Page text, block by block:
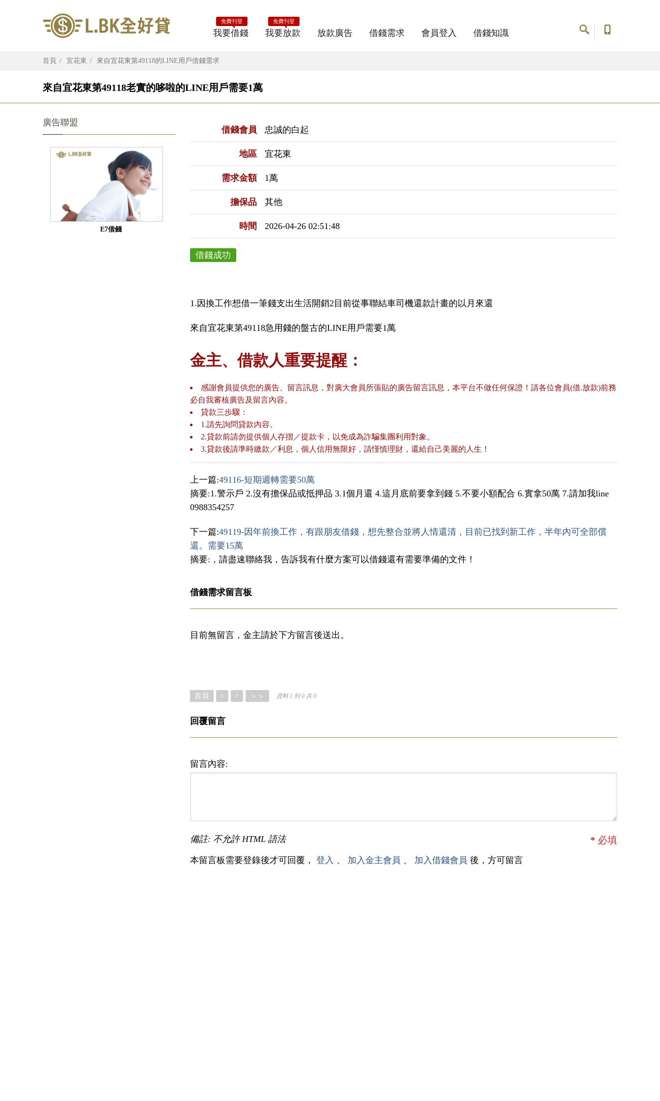
我要借錢
免費刊登
我要放款
免費刊登
放款廣告 借錢需求 會員登入 借錢知識
首頁 宜花東 來自宜花東第49118的LINE用戶借錢需求
來自宜花東第49118老實的哆啦的LINE用戶需要1萬
借錢會員 忠誠的白起
地區 宜花東
需求金額 1萬
擔保品 其他
時間 2026-04-26 02:51:48
借錢成功
1.因換工作想借一筆錢支出生活開銷2目前從事聯結車司機還款計畫的以月來還
來自宜花東第49118急用錢的盤古的LINE用戶需要1萬
金主、借款人重要提醒：
感謝會員提供您的廣告、留言訊息，對廣大會員所張貼的廣告留言訊息，本平台不做任何保證！請各位會員(借.放款)前務
必自我審核廣告及留言內容。
貸款三歩驟：
1.請先詢問貸款內容。
2.貸款前請勿提供個人存摺／提款卡，以免成為詐騙集團利用對象。
3.貸款後請準時繳款／利息，個人信用無限好，請慬慎理財，還給自己美麗的人生！
上一篇:49116-短期週轉需要50萬
摘要:1.警示戶 2.沒有擔保品或抵押品 3.1個月還 4.這月底前要拿到錢 5.不要小額配合 6.實拿50萬 7.請加我line
0988354257
下一篇:49119-因年前換工作，有跟朋友借錢，想先整合並將人情還清，目前已找到新工作，半年內可全部償
還。需要15萬
摘要:，請盡速聯絡我，告訴我有什麼方案可以借錢還有需要準備的文件！
借錢需求留言板
目前無留言，金主請於下方留言後送出。
首頁 < > ＞＞ 資料 1 到 0 共 0
回覆留言
留言內容:
備註: 不允許 HTML 語法 * 必填
本留言板需要登錄後才可回覆， 登入 、 加入金主會員 、 加入借錢會員 後，方可留言
廣告聯盟
E7借錢